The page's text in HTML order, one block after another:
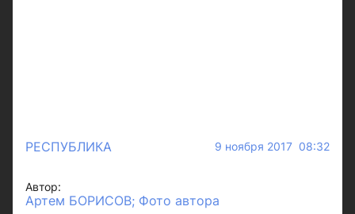
РЕСПУБЛИКА 9 ноября 2017 08:32
Автор:
Артем БОРИСОВ; Фото автора